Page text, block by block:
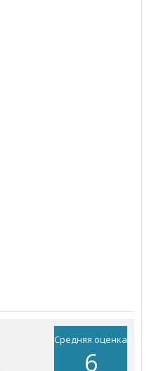
Средняя оценка
6